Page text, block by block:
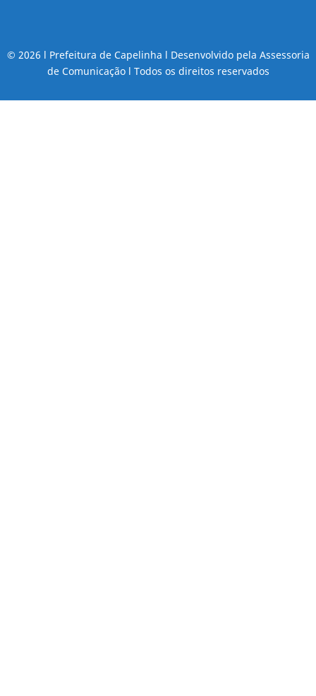
© 2026 l Prefeitura de Capelinha l Desenvolvido pela Assessoria
de Comunicação l Todos os direitos reservados